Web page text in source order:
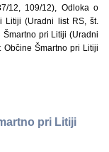
12, 109/12), Odloka o
Litiji (Uradni list RS, št.
pri Litiji (Uradni
Občine Šmartno pri Litiji
pri Litiji